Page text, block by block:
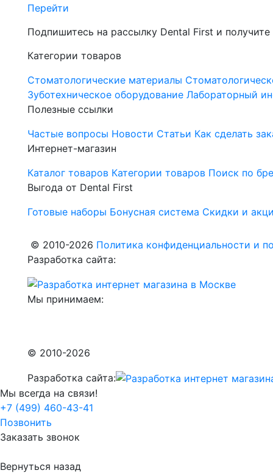
Перейти
Подпишитесь на рассылку Dental First и
Категории товаров
Стоматологические материалы
Зуботехническое оборудование Лабораторный
Полезные ссылки
Частые вопросы Новости Статьи Как сделать
Интернет-магазин
Каталог товаров Категории товаров Поиск по
Выгода от Dental First
Готовые наборы Бонусная система Скидки и
© 2010-2026 Политика конфиденциальности и
Разработка сайта:
Мы принимаем:
© 2010-2026
Разработка сайта:
Мы всегда на связи!
+7 (499) 460-43-41
Позвонить
Заказать звонок
Вернуться назад